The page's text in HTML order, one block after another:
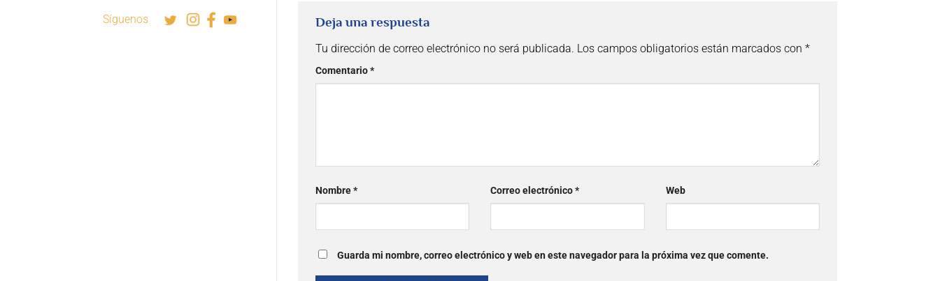
Síguenos Deja una respuesta
Tu dirección de correo electrónico no será publicada. Los campos obligatorios están marcados con *
Comentario*
Nombre* Correo electrónico* Web
Guarda mi nombre, correo electrónico y web en este navegador para la próxima vez que comente.